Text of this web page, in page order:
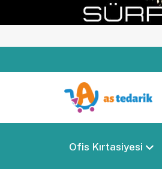
Ofis Kırtasiyesi